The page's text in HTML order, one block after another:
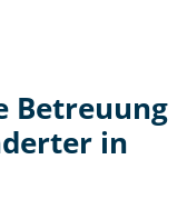
Betreuung
in